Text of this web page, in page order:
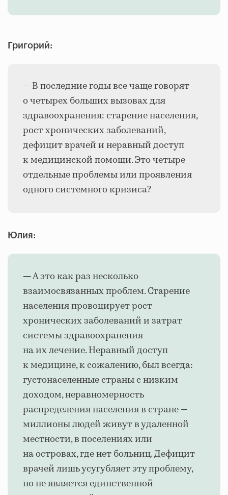
Григорий:
— В последние годы все чаще говорят
о четырех больших вызовах для
здравоохранения: старение населения,
рост хронических заболеваний,
дефицит врачей и неравный доступ
к медицинской помощи. Это четыре
отдельные проблемы или проявления
одного системного кризиса?
Юлия:
—А это как раз несколько
взаимосвязанных проблем. Старение
населения провоцирует рост
хронических заболеваний и затрат
системы здравоохранения
на их лечение. Неравный доступ
к медицине, к сожалению, был всегда:
густонаселенные страны с низким
доходом, неравномерность
распределения населения в стране —
миллионы людей живут в удаленной
местности, в поселениях или
на островах, где нет больниц. Дефицит
врачей лишь усугубляет эту проблему,
но не является единственной